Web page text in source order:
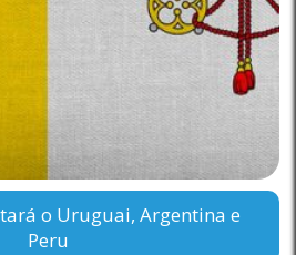
o Uruguai, Argentina e
Peru